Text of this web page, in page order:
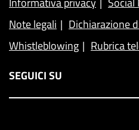
Note legali
Dichiarazione
Whistleblowing
Rubrica
SEGUICI SU